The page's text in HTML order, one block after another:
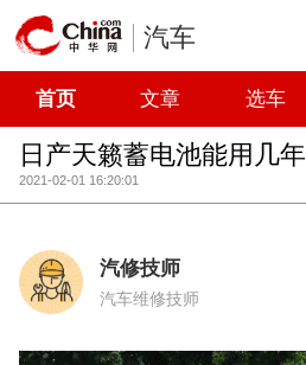
汽车
首页 文章 选车
日产天籁蓄电池能用几年
2021-02-01 16:20:01
汽修技师
汽车维修技师